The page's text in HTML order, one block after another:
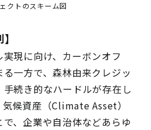
クトのスキーム図
】
現に向け、カーボンオフ
一方で、森林由来クレジッ
手続き的なハードルが存在し
候資産（Climate Asset）
、企業や自治体などあらゆ